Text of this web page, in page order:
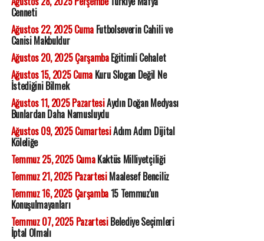
Cenneti
Ağustos 22, 2025 CumaFutbolseverin Cahili ve
Canisi Makbuldur
Ağustos 20, 2025 ÇarşambaEğitimli Cehalet
Ağustos 15, 2025 CumaKuru Slogan Değil Ne
İstediğini Bilmek
Ağustos 11, 2025 PazartesiAydın Doğan Medyası
Bunlardan Daha Namusluydu
Ağustos 09, 2025 CumartesiAdım Adım Dijital
Köleliğe
Temmuz 25, 2025 CumaKaktüs Milliyetçiliği
Temmuz 21, 2025 PazartesiMaalesef Benciliz
Temmuz 16, 2025 Çarşamba15 Temmuz'un
Konuşulmayanları
Temmuz 07, 2025 PazartesiBelediye Seçimleri
İptal Olmalı